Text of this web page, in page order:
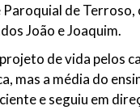
Paroquial de Terroso,
João e Joaquim.
de vida pelos
mas a média do
e seguiu em